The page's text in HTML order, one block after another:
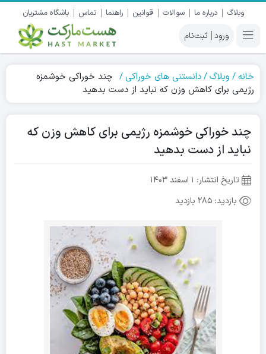
وبلاگ درباره ما سوالات قوانین راهنما تماس باشگاه مشتریان
|
خانه وبلاگ دانستنی های خوراکی
چند خوراکی خوشمزه
رژیمی برای کاهش وزن که نباید از دست بدهید
چند خوراکی خوشمزه رژیمی برای کاهش وزن که
نباید از دست بدهید
تاریخ انتشار: ۱ اسفند ۱۴۰۳
بازدید: 285 بازدید